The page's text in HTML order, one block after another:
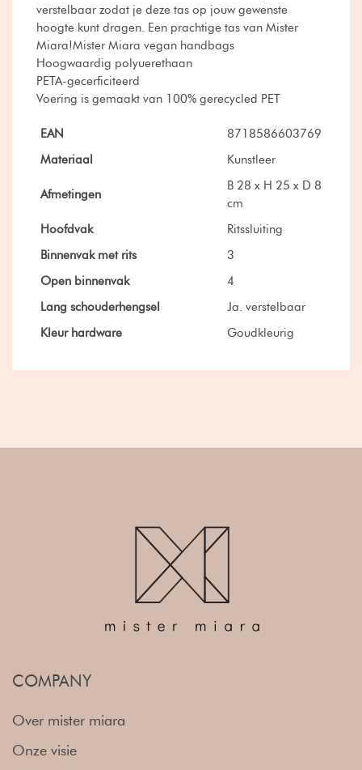
verstelbaar zodat je deze tas op jouw gewenste
hoogte kunt dragen. Een prachtige tas van Mister
Miara!Mister Miara vegan handbags
Hoogwaardig polyuerethaan
PETA-gecerficiteerd
Voering is gemaakt van 100% gerecycled PET
EAN
8718586603769
Materiaal
Kunstleer
Afmetingen
B 28 x H 25 x D 8
cm
Hoofdvak
Ritssluiting
Binnenvak met rits
3
Open binnenvak
4
Lang schouderhengsel
Ja. verstelbaar
Kleur hardware
Goudkleurig
COMPANY
Over mister miara
Onze visie